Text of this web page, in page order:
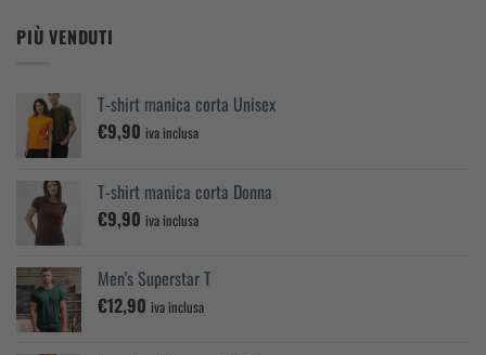
PIÙ VENDUTI
T-shirt manica corta Unisex
€9,90 iva inclusa
T-shirt manica corta Donna
€9,90 iva inclusa
Men's Superstar T
€12,90 iva inclusa